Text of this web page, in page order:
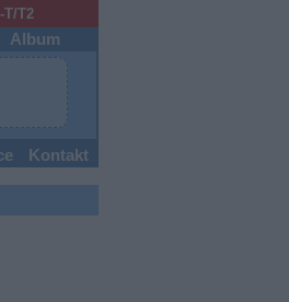
T/T2
Album
Kontakt